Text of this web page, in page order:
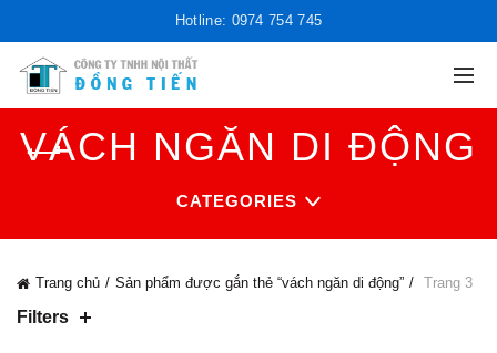
Hotline: 0974 754 745
VÁCH NGĂN DI ĐỘNG
CATEGORIES
Trang chủ Sản phẩm được gắn thẻ “vách ngăn di động” Trang 3
Filters